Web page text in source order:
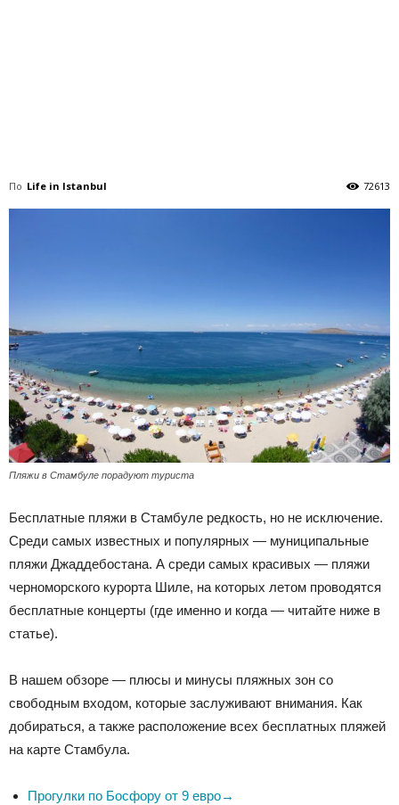
По Life in Istanbul 72613
Пляжи в Стамбуле порадуют туриста
Бесплатные пляжи в Стамбуле редкость, но не исключение.
Среди самых известных и популярных — муниципальные
пляжи Джаддебостана. А среди самых красивых — пляжи
черноморского курорта Шиле, на которых летом проводятся
бесплатные концерты (где именно и когда — читайте ниже в
статье).
В нашем обзоре — плюсы и минусы пляжных зон со
свободным входом, которые заслуживают внимания. Как
добираться, а также расположение всех бесплатных пляжей
на карте Стамбула.
Прогулки по Босфору от 9 евро→